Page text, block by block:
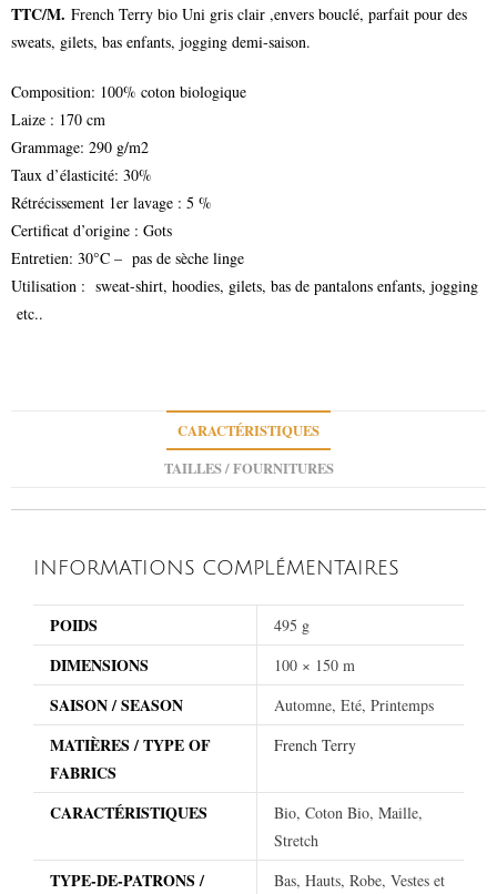
TTC/M. French Terry bio Uni gris clair ,envers bouclé, parfait pour des
sweats, gilets, bas enfants, jogging demi-saison.
Composition: 100% coton biologique
Laize : 170 cm
Grammage: 290 g/m2
Taux d’élasticité: 30%
Rétrécissement 1er lavage : 5 %
Certificat d’origine : Gots
Entretien: 30°C – pas de sèche linge
Utilisation : sweat-shirt, hoodies, gilets, bas de pantalons enfants, jogging
etc..
CARACTÉRISTIQUES
TAILLES / FOURNITURES
INFORMATIONS COMPLÉMENTAIRES
POIDS 495 g
DIMENSIONS 100 × 150 m
SAISON / SEASON Automne, Eté, Printemps
MATIÈRES / TYPE OF
FABRICS
French Terry
CARACTÉRISTIQUES
Bio, Coton Bio, Maille,
Stretch
TYPE-DE-PATRONS /
Bas, Hauts, Robe, Vestes et